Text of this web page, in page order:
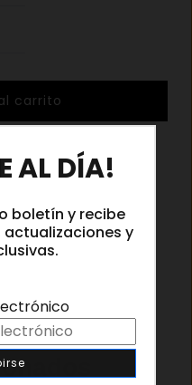
carrito
Gafas graduadas
AL DÍA!
boletín y recibe
y